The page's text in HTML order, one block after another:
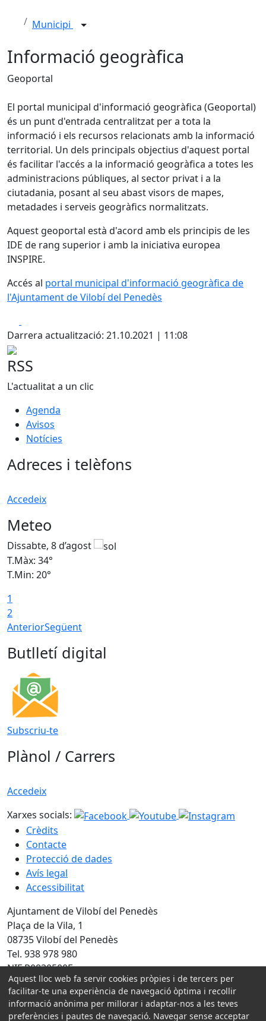
Municipi
Informació geogràfica
Geoportal
El portal municipal d'informació geogràfica (Geoportal)
és un punt d'entrada centralitzat per a tota la
informació i els recursos relacionats amb la informació
territorial. Un dels principals objectius d'aquest portal
és facilitar l'accés a la informació geogràfica a totes les
administracions públiques, al sector privat i a la
ciutadania, posant al seu abast visors de mapes,
metadades i serveis geogràfics normalitzats.
Aquest geoportal està d'acord amb els principis de les
IDE de rang superior i amb la iniciativa europea
INSPIRE.
Accés al portal municipal d'informació geogràfica de
l'Ajuntament de Vilobí del Penedès
Darrera actualització: 21.10.2021 | 11:08
RSS
L'actualitat a un clic
Agenda
Avisos
Notícies
Adreces i telèfons
Accedeix
Meteo
Dissabte, 8 d’agost
T.Màx: 34°
T.Min: 20°
1
2
AnteriorSegüent
Butlletí digital
Subscriu-te
Plànol / Carrers
Accedeix
Xarxes socials:
Crèdits
Contacte
Protecció de dades
Avís legal
Accessibilitat
Ajuntament de Vilobí del Penedès
Plaça de la Vila, 1
08735 Vilobí del Penedès
Tel. 938 978 980
NIF P0830500E
Amb la col·laboració de:
Aquest lloc web fa servir cookies pròpies i de tercers per
facilitar-te una experiència de navegació òptima i recollir
informació anònima per millorar i adaptar-nos a les teves
preferències i pautes de navegació. Navegar sense acceptar